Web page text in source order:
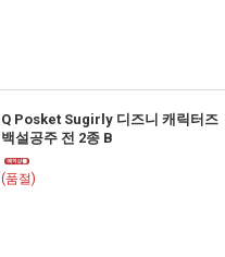
Q Posket Sugirly 디즈니 캐릭터즈
백설공주 전 2종 B
(품절)